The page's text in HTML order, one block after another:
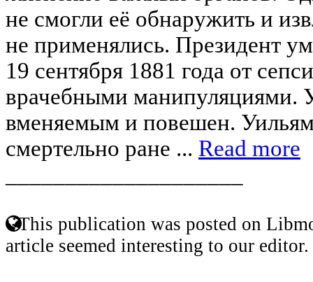
не смогли её обнаружить и
не применялись. Президент
19 сентября 1881 года от
врачебными манипуляциями.
вменяемым и повешен.
смертельно ране ... Read more
This publication was posted on
article seemed interesting to our editor.